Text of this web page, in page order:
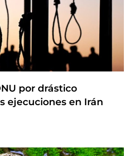
por drástico
ejecuciones en Irán